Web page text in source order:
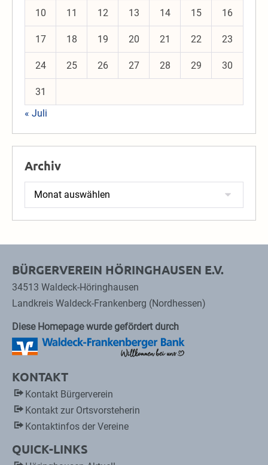
10 11 12 13 14 15 16
17 18 19 20 21 22 23
24 25 26 27 28 29 30
31
« Juli
Archiv
Archiv
BÜRGERVEREIN HÖRINGHAUSEN E.V.
34513 Waldeck-Höringhausen
Landkreis Waldeck-Frankenberg (Nordhessen)
Diese Homepage wurde gefördert durch
KONTAKT
Kontakt Bürgerverein
Kontakt zur Ortsvorsteherin
Kontaktinfos der Vereine
QUICK-LINKS